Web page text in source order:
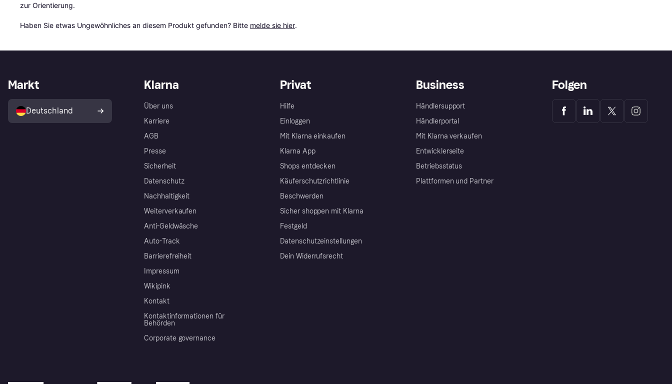
zur Orientierung.
Haben Sie etwas Ungewöhnliches an diesem Produkt gefunden? Bitte melde sie hier.
Klarna
Über uns
Karriere
AGB
Presse
Sicherheit
Datenschutz
Nachhaltigkeit
Weiterverkaufen
Anti-Geldwäsche
Auto-Track
Barrierefreiheit
Impressum
Wikipink
Kontakt
Kontaktinformationen für
Behörden
Corporate governance
Privat
Hilfe
Einloggen
Mit Klarna einkaufen
Klarna App
Shops entdecken
Käuferschutzrichtlinie
Beschwerden
Sicher shoppen mit Klarna
Festgeld
Datenschutzeinstellungen
Dein Widerrufsrecht
Business
Händlersupport
Händlerportal
Mit Klarna verkaufen
Entwicklerseite
Betriebsstatus
Plattformen und Partner
Markt
Deutschland
Folgen